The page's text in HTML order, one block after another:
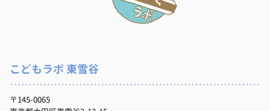
こどもラボ 東雪谷
〒145-0065